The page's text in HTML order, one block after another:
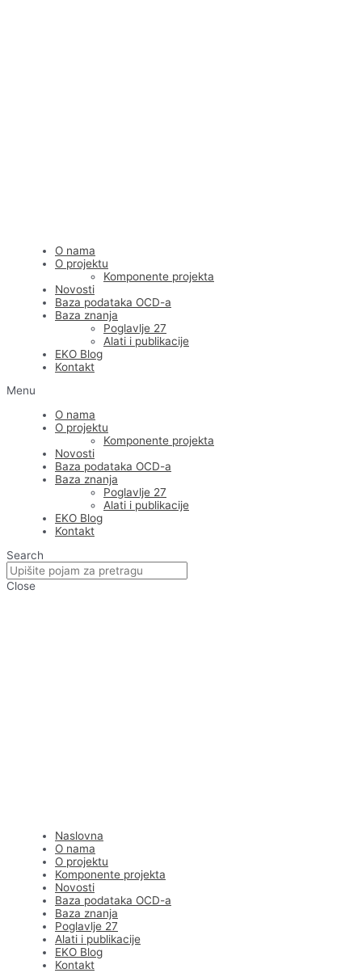
O nama
O projektu
Komponente projekta
Novosti
Baza podataka OCD-a
Baza znanja
Poglavlje 27
Alati i publikacije
EKO Blog
Kontakt
Menu
O nama
O projektu
Komponente projekta
Novosti
Baza podataka OCD-a
Baza znanja
Poglavlje 27
Alati i publikacije
EKO Blog
Kontakt
Search
Close
Naslovna
O nama
O projektu
Komponente projekta
Novosti
Baza podataka OCD-a
Baza znanja
Poglavlje 27
Alati i publikacije
EKO Blog
Kontakt